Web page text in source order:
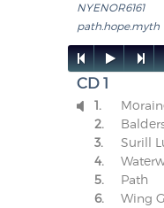
NYENOR6161
path.hope.myth
  
CD 1
 1.
2.
3.
Surill
4.
5.
Path
6.
Wing